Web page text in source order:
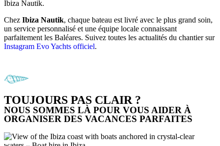
Ibiza Nautik.
Chez Ibiza Nautik, chaque bateau est livré avec le plus grand soin,
un service personnalisé et une équipe locale connaissant
parfaitement les Baléares. Suivez toutes les actualités du chantier sur
Instagram Evo Yachts officiel.
TOUJOURS PAS CLAIR ?
NOUS SOMMES LÀ POUR VOUS AIDER À
ORGANISER DES VACANCES PARFAITES